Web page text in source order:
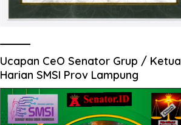
Ucapan CeO Senator Grup / Ketua
Harian SMSI Prov Lampung